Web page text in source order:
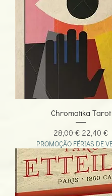
Chromatika Tarot
Preço normal
28,00 € Preço
22,40 €
PROMOÇÃO FÉRIAS DE